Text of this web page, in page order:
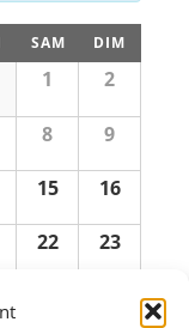
SAM DIM
1 2
8 9
15 16
22 23